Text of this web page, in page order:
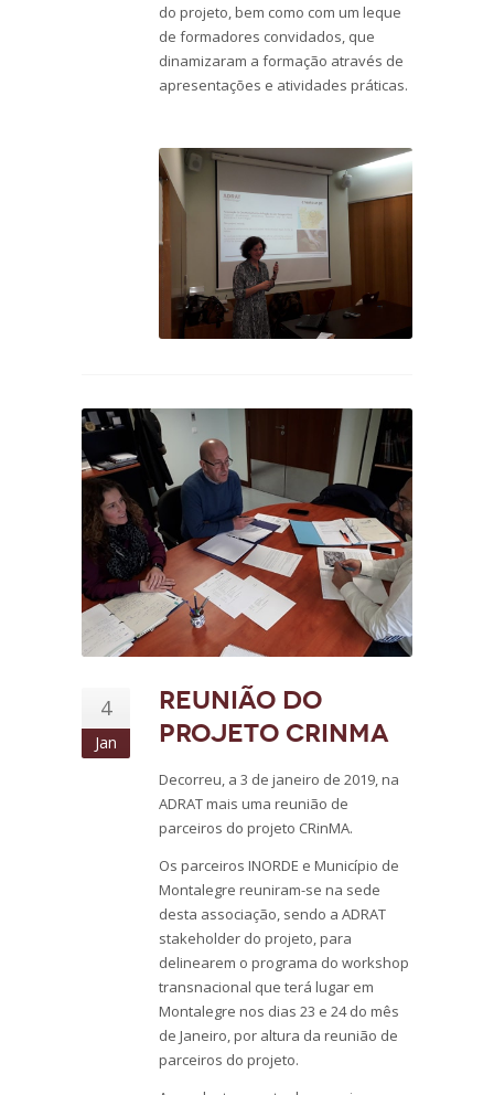
do projeto, bem como com um leque
de formadores convidados, que
dinamizaram a formação através de
apresentações e atividades práticas.
4
Jan
Reunião do
Projeto CRINMA
Decorreu, a 3 de janeiro de 2019, na
ADRAT mais uma reunião de
parceiros do projeto CRinMA.
Os parceiros INORDE e Município de
Montalegre reuniram-se na sede
desta associação, sendo a ADRAT
stakeholder do projeto, para
delinearem o programa do workshop
transnacional que terá lugar em
Montalegre nos dias 23 e 24 do mês
de Janeiro, por altura da reunião de
parceiros do projeto.